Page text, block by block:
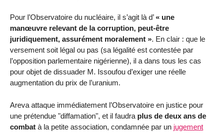
Pour l’Observatoire du nucléaire, il s’agit là d’« une
manœuvre relevant de la corruption, peut-être
juridiquement, assurément moralement ». En clair : que le
versement soit légal ou pas (sa légalité est contestée par
l’opposition parlementaire nigérienne), il a dans tous les cas
pour objet de dissuader M. Issoufou d’exiger une réelle
augmentation du prix de l’uranium.
Areva attaque immédiatement l’Observatoire en justice pour
une prétendue "diffamation", et il faudra plus de deux ans de
combat à la petite association, condamnée par un jugement